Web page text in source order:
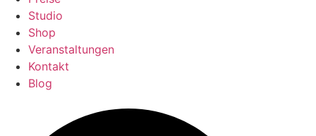
Studio
Shop
Veranstaltungen
Kontakt
Blog